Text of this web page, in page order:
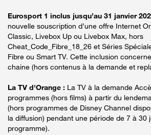
Eurosport 1 inclus jusqu’au 31 janvier
nouvelle souscription d’une offre Internet
Classic, Livebox Up ou Livebox Max, hors
Cheat_Code_Fibre_18_26 et Séries
Fibre ou Smart TV. Cette inclusion
chaine (hors contenus à la demande et
La TV d'Orange : La TV à la demande
programmes (hors films) à partir du
(hors programmes de Disney Channel
la diffusion) pendant une période de 7 à 30
programme).